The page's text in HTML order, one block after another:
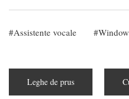
Assistente vocale
Leghe de prus